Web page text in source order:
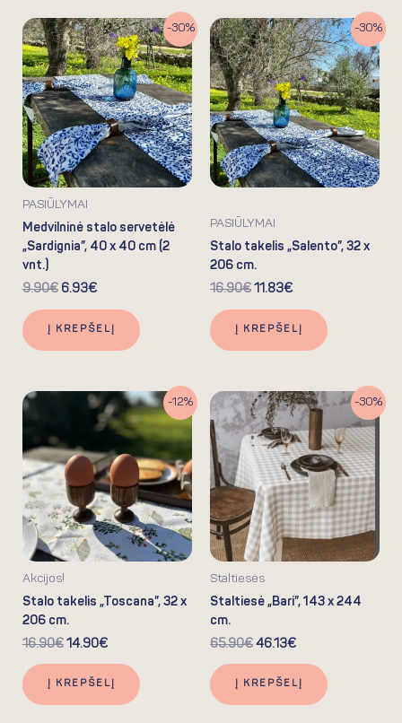
-30%
PASIŪLYMAI
Medvilninė stalo servetėlė
„Sardignia”, 40 x 40 cm (2
vnt.)
9.90€
Original
price
was:
9.90€.
6.93€
Current
price
is:
6.93€.
Į KREPŠELĮ
-30%
PASIŪLYMAI
Stalo takelis „Salento”, 32 x
206 cm.
16.90€
Original
price
was:
16.90€.
11.83€
Current
price
is:
11.83€.
Į KREPŠELĮ
-12%
Akcijos!
Stalo takelis „Toscana”, 32 x
206 cm.
16.90€
Original
16.90€.
14.90€
Current
price
is:
14.90€.
Į KREPŠELĮ
-30%
Staltiesės
Staltiesė „Bari”, 143 x 244
cm.
65.90€
Original
price
was:
65.90€.
46.13€
Current
price
is:
46.13€.
Į KREPŠELĮ